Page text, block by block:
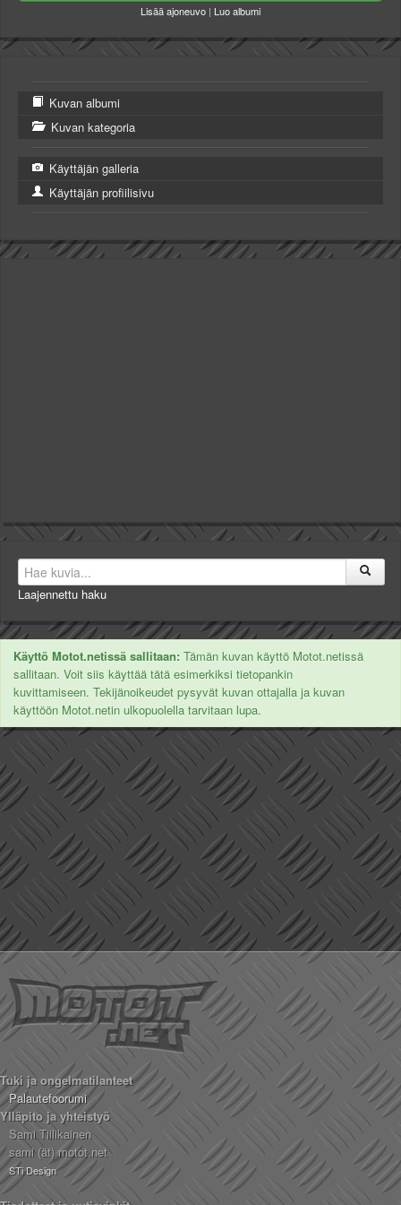
Lisää ajoneuvo | Luo albumi
Kuvan albumi
Kuvan kategoria
Käyttäjän galleria
Käyttäjän profiilisivu
Laajennettu haku
Käyttö Motot.netissä sallitaan: Tämän kuvan käyttö Motot.netissä
sallitaan. Voit siis käyttää tätä esimerkiksi tietopankin
kuvittamiseen. Tekijänoikeudet pysyvät kuvan ottajalla ja kuvan
käyttöön Motot.netin ulkopuolella tarvitaan lupa.
Tuki ja ongelmatilanteet
Palautefoorumi
Ylläpito ja yhteistyö
Sami Tiilikainen
sami (ät) motot.net
STi Design